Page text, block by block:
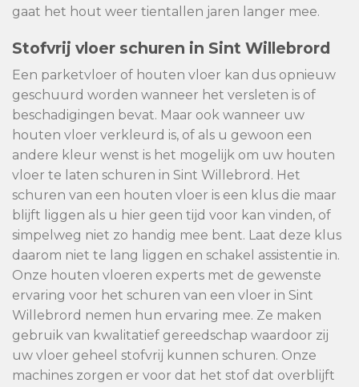
gaat het hout weer tientallen jaren langer mee.
Stofvrij vloer schuren in Sint Willebrord
Een parketvloer of houten vloer kan dus opnieuw
geschuurd worden wanneer het versleten is of
beschadigingen bevat. Maar ook wanneer uw
houten vloer verkleurd is, of als u gewoon een
andere kleur wenst is het mogelijk om uw houten
vloer te laten schuren in Sint Willebrord. Het
schuren van een houten vloer is een klus die maar
blijft liggen als u hier geen tijd voor kan vinden, of
simpelweg niet zo handig mee bent. Laat deze klus
daarom niet te lang liggen en schakel assistentie in.
Onze houten vloeren experts met de gewenste
ervaring voor het schuren van een vloer in Sint
Willebrord nemen hun ervaring mee. Ze maken
gebruik van kwalitatief gereedschap waardoor zij
uw vloer geheel stofvrij kunnen schuren. Onze
machines zorgen er voor dat het stof dat overblijft